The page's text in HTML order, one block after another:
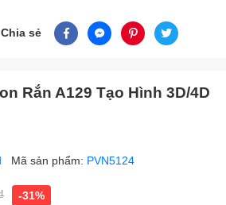
Chia sẻ
Rắn A129 Tạo Hình 3D/4D
Mã sản phẩm: PVN5124
-31%